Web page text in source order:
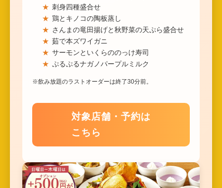
刺身四種盛合せ
鶏とキノコの陶板蒸し
さんまの竜田揚げと秋野菜の天ぷら盛合せ
茹で本ズワイガニ
サーモンといくらののっけ寿司
ぷるぷるナガノパープルミルク
※飲み放題のラストオーダーは終了30分前。
対象店舗・予約は
こちら